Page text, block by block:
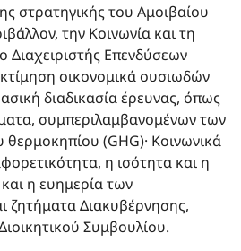
στρατηγικής του Αμοιβαίου
την Κοινωνία και τη
Διαχειριστής Επενδύσεων
οικονομικά ουσιωδών
διαδικασία έρευνας, όπως
συμπεριλαμβανομένων των
(GHG)· Κοινωνικά
η ισότητα και η
η ευημερία των
ζητήματα Διακυβέρνησης,
Συμβουλίου.